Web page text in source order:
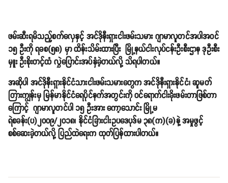
ဖမ်းဆီးရမိသည့်စက်လှေနှင့် အင်ဒိုနီးရှားငါးဖမ်းသမား ဂျာမာလူတင်အပါအဝင်
၁၅ ဦးကို ရခစ(၅၈) မှာ ထိန်းသိမ်းထားပြီး မြို့နယ်ငါးလုပ်ငန်းဦးစီးဌာန ဒုဦးစီး
မှူး ဦးစိုးတင့်ထံ လွှဲပြောင်းအပ်နှံခဲ့တယ်လို့ သိရပါတယ်။
အဆိုပါ အင်ဒိုနီးရှားနိုင်ငံသားငါးဖမ်းသမားတွေက အင်ဒိုနီးရှားနိုင်ငံ၊ ဆူမတ်
တြားကျွန်းမှ မြန်မာနိုင်ငံရေပိုင်နက်အတွင်းကို ဝင်ရောက်ငါးခိုးဖမ်းတာဖြစ်တာ
ကြောင့် ဂျာမာလူတင်ပါ ၁၅ ဦးအား ကော့သောင်း မြို့မ
ရဲစခန်း(ပ)၂၀၀၉/၂၀၁၈၊ နိုင်ငံခြားငါးဥပဒေပုဒ်မ ၃၈(က)(ခ)နဲ့ အမှုဖွင့်
စစ်ဆေးခဲ့တယ်လို့ ပြည်ထဲရေးက ထုတ်ပြန်ထားပါတယ်။